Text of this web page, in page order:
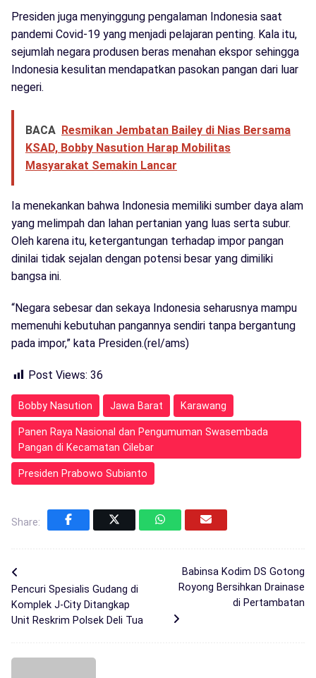
Presiden juga menyinggung pengalaman Indonesia saat
pandemi Covid-19 yang menjadi pelajaran penting. Kala itu,
sejumlah negara produsen beras menahan ekspor sehingga
Indonesia kesulitan mendapatkan pasokan pangan dari luar
negeri.
BACA Resmikan Jembatan Bailey di Nias Bersama
KSAD, Bobby Nasution Harap Mobilitas
Masyarakat Semakin Lancar
Ia menekankan bahwa Indonesia memiliki sumber daya alam
yang melimpah dan lahan pertanian yang luas serta subur.
Oleh karena itu, ketergantungan terhadap impor pangan
dinilai tidak sejalan dengan potensi besar yang dimiliki
bangsa ini.
“Negara sebesar dan sekaya Indonesia seharusnya mampu
memenuhi kebutuhan pangannya sendiri tanpa bergantung
pada impor,” kata Presiden.(rel/ams)
Post Views: 36
Bobby Nasution Jawa Barat Karawang
Panen Raya Nasional dan Pengumuman Swasembada
Pangan di Kecamatan Cilebar
Presiden Prabowo Subianto
Share:
Pencuri Spesialis Gudang di
Komplek J-City Ditangkap
Unit Reskrim Polsek Deli Tua
Babinsa Kodim DS Gotong
Royong Bersihkan Drainase
di Pertambatan